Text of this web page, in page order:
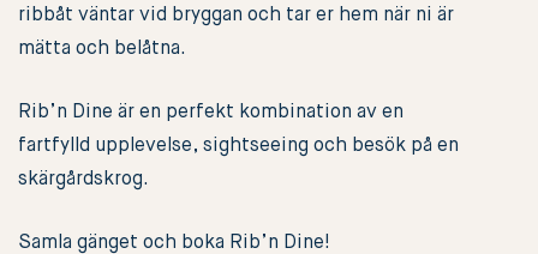
ribbåt väntar vid bryggan och tar er hem när ni är
mätta och belåtna.
Rib’n Dine är en perfekt kombination av en
fartfylld upplevelse, sightseeing och besök på en
skärgårdskrog.
Samla gänget och boka Rib’n Dine!